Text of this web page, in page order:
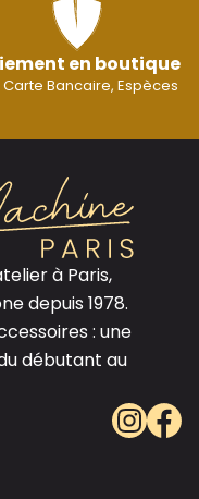
en boutique
Carte Bancaire, Espèces
à Paris,
depuis 1978.
: une
débutant au